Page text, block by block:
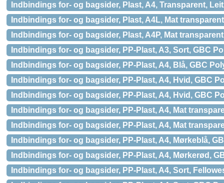
Indbindings for- og bagsider, Plast, A4, Transparent,
Indbindings for- og bagsider, Plast, A4L, Mat
Indbindings for- og bagsider, Plast, A4P, Mat
Indbindings for- og bagsider, PP-Plast, A3, Sort, GBC
Indbindings for- og bagsider, PP-Plast, A4, Blå, GBC
Indbindings for- og bagsider, PP-Plast, A4, Hvid, GBC
Indbindings for- og bagsider, PP-Plast, A4, Hvid, GBC
Indbindings for- og bagsider, PP-Plast, A4, Mat
Indbindings for- og bagsider, PP-Plast, A4, Mat
Indbindings for- og bagsider, PP-Plast, A4, Mørkeblå,
Indbindings for- og bagsider, PP-Plast, A4, Mørkerød,
Indbindings for- og bagsider, PP-Plast, A4, Sort,